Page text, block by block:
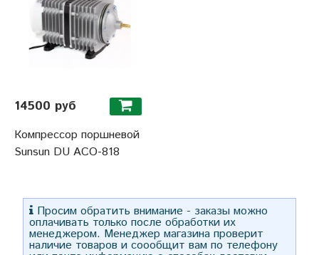
14500 руб
Компрессор поршневой
Sunsun DU ACO-818
Просим обратить внимание - заказы можно
оплачивать только после обработки их
менеджером. Менеджер магазина проверит
наличие товаров и соообщит вам по телефону